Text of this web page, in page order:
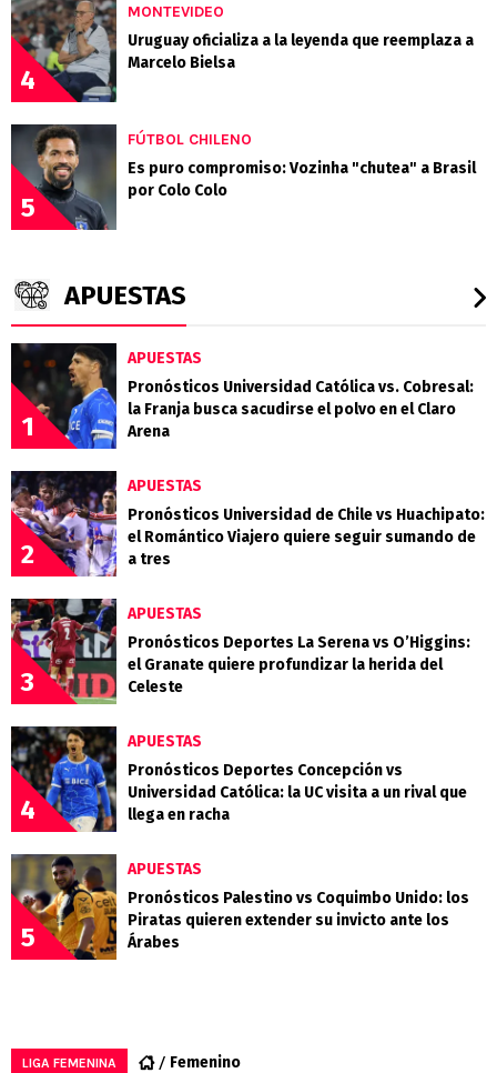
4
MONTEVIDEO
Uruguay oficializa a la leyenda que reemplaza a
Marcelo Bielsa
5
FÚTBOL CHILENO
Es puro compromiso: Vozinha "chutea" a Brasil
por Colo Colo
APUESTAS
1
APUESTAS
Pronósticos Universidad Católica vs. Cobresal:
la Franja busca sacudirse el polvo en el Claro
Arena
2
APUESTAS
Pronósticos Universidad de Chile vs Huachipato:
el Romántico Viajero quiere seguir sumando de
a tres
3
APUESTAS
Pronósticos Deportes La Serena vs O’Higgins:
el Granate quiere profundizar la herida del
Celeste
4
APUESTAS
Pronósticos Deportes Concepción vs
Universidad Católica: la UC visita a un rival que
llega en racha
5
APUESTAS
Pronósticos Palestino vs Coquimbo Unido: los
Piratas quieren extender su invicto ante los
Árabes
LIGA FEMENINA Femenino